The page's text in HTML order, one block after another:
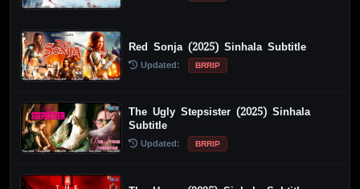
Red Sonja (2025) Sinhala Subtitle
Updated: BRRIP
The Ugly Stepsister (2025) Sinhala
Subtitle
Updated: BRRIP